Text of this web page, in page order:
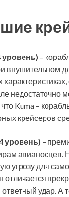
уровень) –
внушительном
недостаточно
что Kuma –
крейсеров
уровень) –
авианосцев.
угрозу для
отличается
ответный удар.